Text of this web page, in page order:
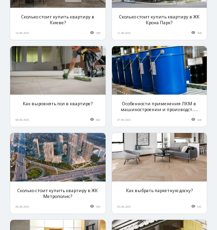
Сколько стоит купить квартиру в
Киеве?
14.08.2025 598
Сколько стоит купить квартиру в ЖК
Крона Парк?
11.08.2025 458
Как выровнять пол в квартире?
08.08.2025 842
Особенности применения ЛКМ в
машиностроении и производстве
07.08.2025 328
Сколько стоит купить квартиру в ЖК
Метрополис?
06.08.2025 505
Как выбрать паркетную доску?
05.08.2025 541